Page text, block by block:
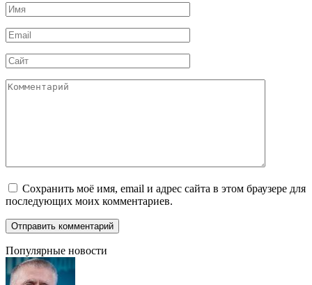
Имя
*
Email
*
Сайт
Комментарий
Сохранить моё имя, email и адрес сайта в этом браузере для
последующих моих комментариев.
Популярные новости